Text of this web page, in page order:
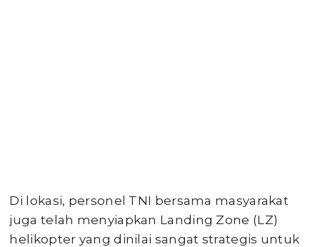
Di lokasi, personel TNI bersama masyarakat
juga telah menyiapkan Landing Zone (LZ)
helikopter yang dinilai sangat strategis untuk